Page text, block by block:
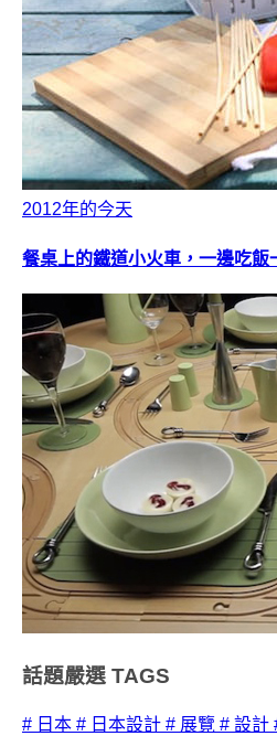
2012年的今天
餐桌上的鐵道小火車，一邊吃飯
話題嚴選 TAGS
# 日本 # 日本設計 # 展覽 # 設計